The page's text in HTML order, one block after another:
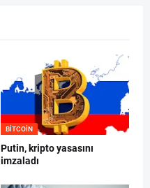
BITCOIN
Putin, kripto yasasını
imzaladı